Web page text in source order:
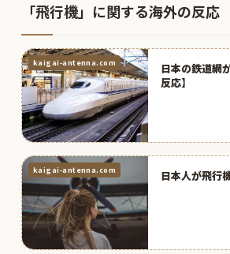
「飛行機」に関する海外の反応
kaigai-antenna.com
日本の鉄道網
反応】
kaigai-antenna.com 日本人が飛行